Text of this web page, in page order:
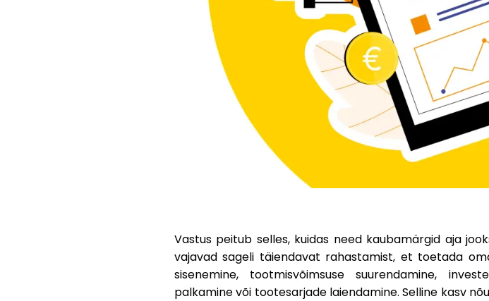
Vastus peitub selles, kuidas need kaubamärgid aja
vajavad sageli täiendavat rahastamist, et toetada
sisenemine, tootmisvõimsuse suurendamine,
palkamine või tootesarjade laiendamine. Selline kasv